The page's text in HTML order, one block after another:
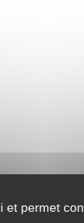
et permet